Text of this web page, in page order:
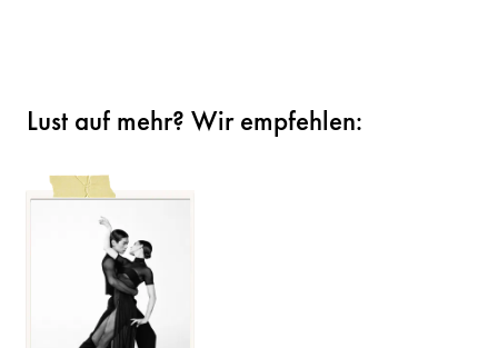
Lust auf mehr? Wir empfehlen: